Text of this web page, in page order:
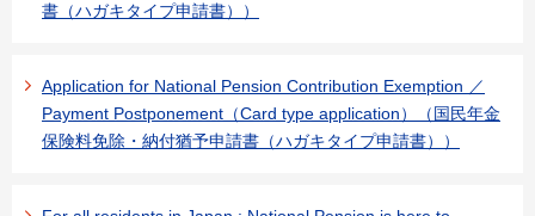
書（ハガキタイプ申請書））
Application for National Pension Contribution Exemption ／
Payment Postponement（Card type application）（国民年金
保険料免除・納付猶予申請書（ハガキタイプ申請書））